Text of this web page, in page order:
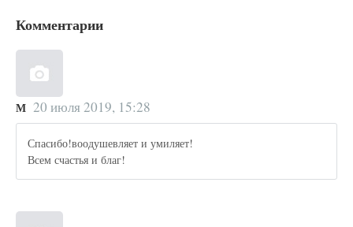
Комментарии
М 20 июля 2019, 15:28
Спасибо!воодушевляет и умиляет!
Всем счастья и благ!